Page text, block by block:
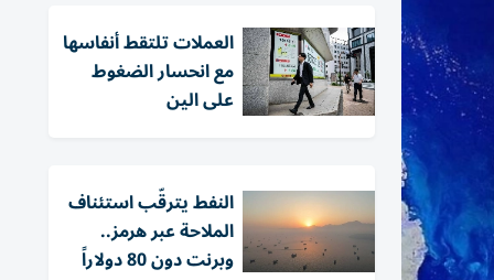
العملات تلتقط أنفاسها
مع انحسار الضغوط
على الين
النفط يترقّب استئناف
الملاحة عبر هرمز..
وبرنت دون 80 دولاراً